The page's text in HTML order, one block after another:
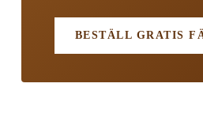
BESTÄLL GRATIS